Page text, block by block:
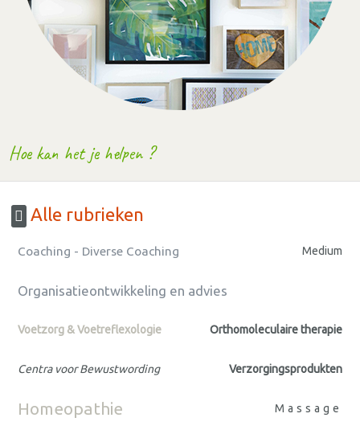
Hoe kan het je helpen ?
Alle rubrieken
Coaching - Diverse Coaching Medium
Organisatieontwikkeling en advies
Voetzorg & Voetreflexologie Orthomoleculaire therapie
Centra voor Bewustwording Verzorgingsprodukten
Homeopathie Massage